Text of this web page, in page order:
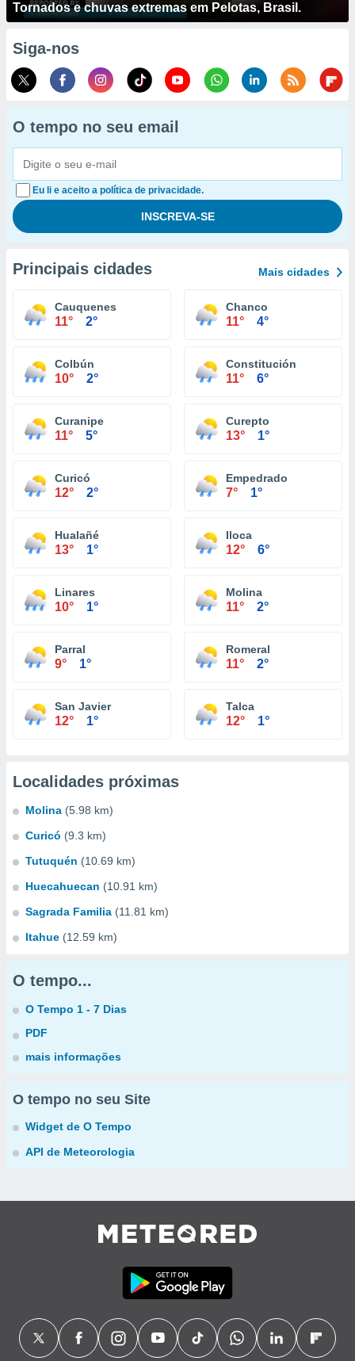
Tornados e chuvas extremas em Pelotas, Brasil.
Siga-nos
O tempo no seu email
Eu li e aceito a política de privacidade.
Principais cidades Mais cidades
Cauquenes
11° 2°
Chanco
11° 4°
Colbún
10° 2°
Constitución
11° 6°
Curanipe
11° 5°
Curepto
13° 1°
Curicó
12° 2°
Empedrado
7° 1°
Hualañé
13° 1°
Iloca
12° 6°
Linares
10° 1°
Molina
11° 2°
Parral
9° 1°
Romeral
11° 2°
San Javier
12° 1°
Talca
12° 1°
Localidades próximas
Molina (5.98 km)
Curicó (9.3 km)
Tutuquén (10.69 km)
Huecahuecan (10.91 km)
Sagrada Familia (11.81 km)
Itahue (12.59 km)
O tempo...
O Tempo 1 - 7 Dias
PDF
mais informações
O tempo no seu Site
Widget de O Tempo
API de Meteorologia